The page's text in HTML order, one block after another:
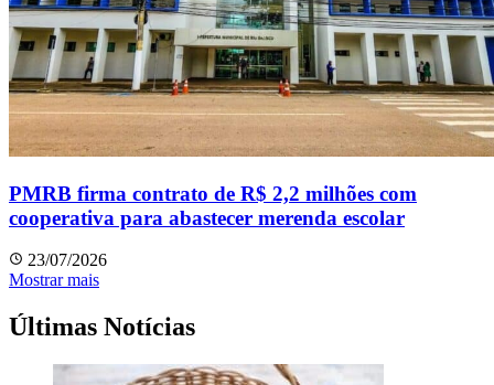
PMRB firma contrato de R$ 2,2 milhões com
cooperativa para abastecer merenda escolar
23/07/2026
Mostrar mais
Últimas Notícias